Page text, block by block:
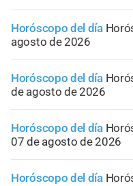
Horóscopo del día
agosto de 2026
Horóscopo del día
de agosto de 2026
Horóscopo del día
07 de agosto de 2026
Horóscopo del día